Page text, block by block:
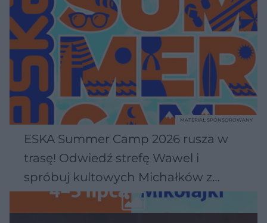
ESKA Summer Camp 2026 rusza w
trasę! Odwiedź strefę Wawel i
spróbuj kultowych Michałków z
Wawelu
MATERIAŁ SPONSOROWANY